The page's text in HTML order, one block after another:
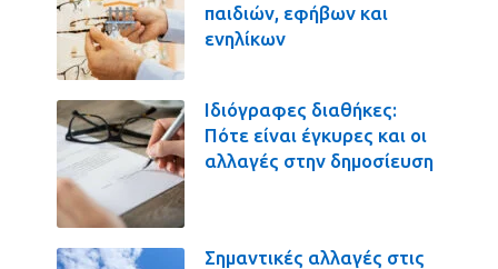
παιδιών, εφήβων και
ενηλίκων
Ιδιόγραφες διαθήκες:
Πότε είναι έγκυρες και οι
αλλαγές στην δημοσίευση
Σημαντικές αλλαγές στις